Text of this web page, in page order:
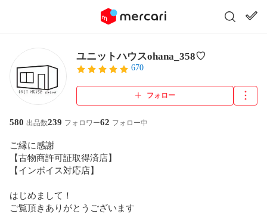
ユニットハウスohana_358♡
670
フォロー
580 出品数239 フォロワー62 フォロー中
ご縁に感謝
【古物商許可証取得済店】
【インボイス対応店】
はじめまして！
ご覧頂きありがとうございます